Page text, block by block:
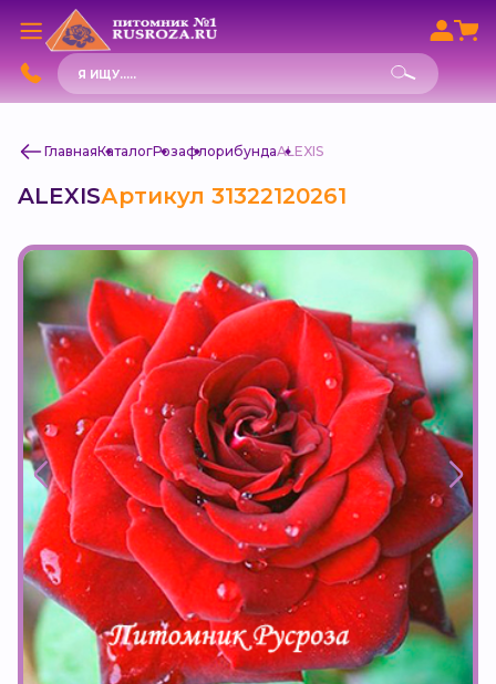
Поиск
товаров
ГлавнаяКаталогРозафлорибундаALEXIS
ALEXISАртикул 31322120261